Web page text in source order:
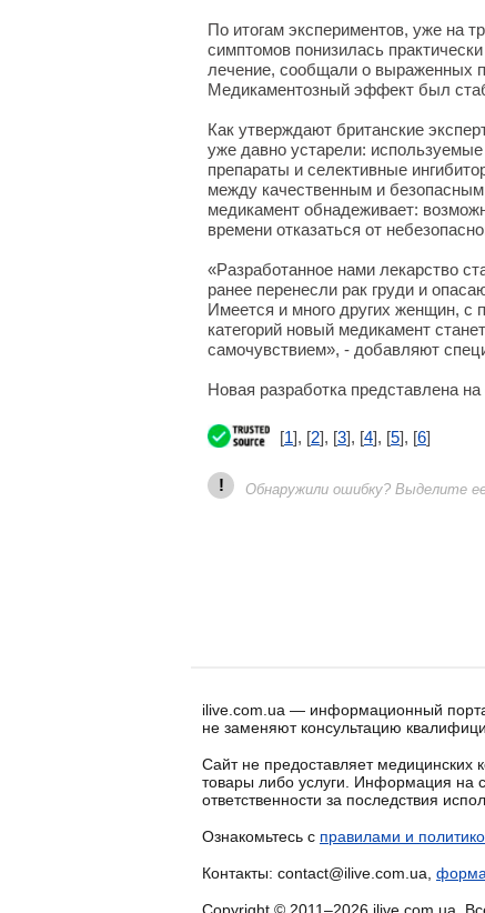
По итогам экспериментов, уже на
симптомов понизилась
лечение, сообщали о выраженных
Медикаментозный эффект был
Как утверждают британские
уже давно устарели:
препараты и селективные
между качественным и
медикамент обнадеживает:
времени отказаться от
«Разработанное нами лекарство
ранее перенесли рак груди и
Имеется и много других женщин, с
категорий новый медикамент
самочувствием», - добавляют
Новая разработка представлена
[1], [2], [3], [4], [5], [6]
! Обнаружили ошибку? Выделите
ilive.com.ua — информационный
не заменяют консультацию
Сайт не предоставляет медицинских
товары либо услуги. Информация на
ответственности за последствия
Ознакомьтесь с правилами и
Контакты: contact@ilive.com.ua, форма